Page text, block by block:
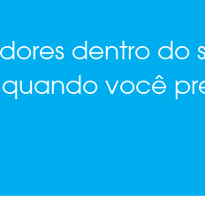
dentro
você